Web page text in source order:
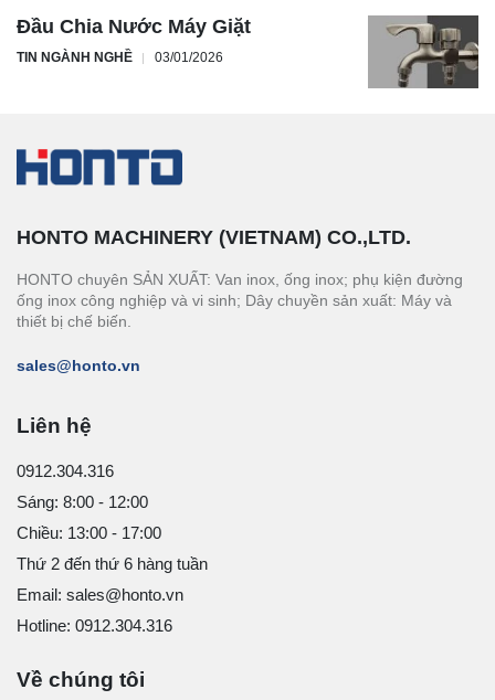
Đầu Chia Nước Máy Giặt
TIN NGÀNH NGHỀ 03/01/2026
HONTO MACHINERY (VIETNAM) CO.,LTD.
HONTO chuyên SẢN XUẤT: Van inox, ống inox; phụ kiện đường
ống inox công nghiệp và vi sinh; Dây chuyền sản xuất: Máy và
thiết bị chế biến.
sales@honto.vn
Liên hệ
0912.304.316
Sáng: 8:00 - 12:00
Chiều: 13:00 - 17:00
Thứ 2 đến thứ 6 hàng tuần
Email: sales@honto.vn
Hotline: 0912.304.316
Về chúng tôi